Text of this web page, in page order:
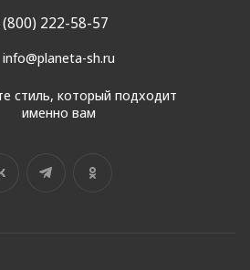
222-58-57
info@planeta-sh.ru
стиль, который подходит
именно вам